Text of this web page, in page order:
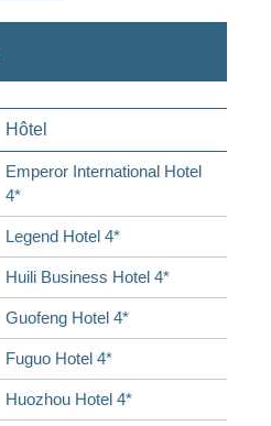
Hôtel
Emperor International Hotel
4*
Legend Hotel 4*
Huili Business Hotel 4*
Guofeng Hotel 4*
Fuguo Hotel 4*
Huozhou Hotel 4*